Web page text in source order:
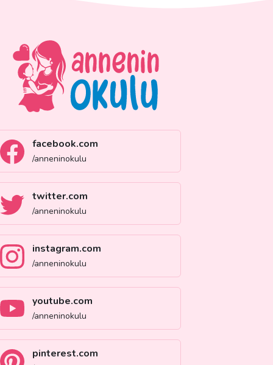
facebook.com
/anneninokulu
twitter.com
/anneninokulu
instagram.com
/anneninokulu
youtube.com
/anneninokulu
pinterest.com